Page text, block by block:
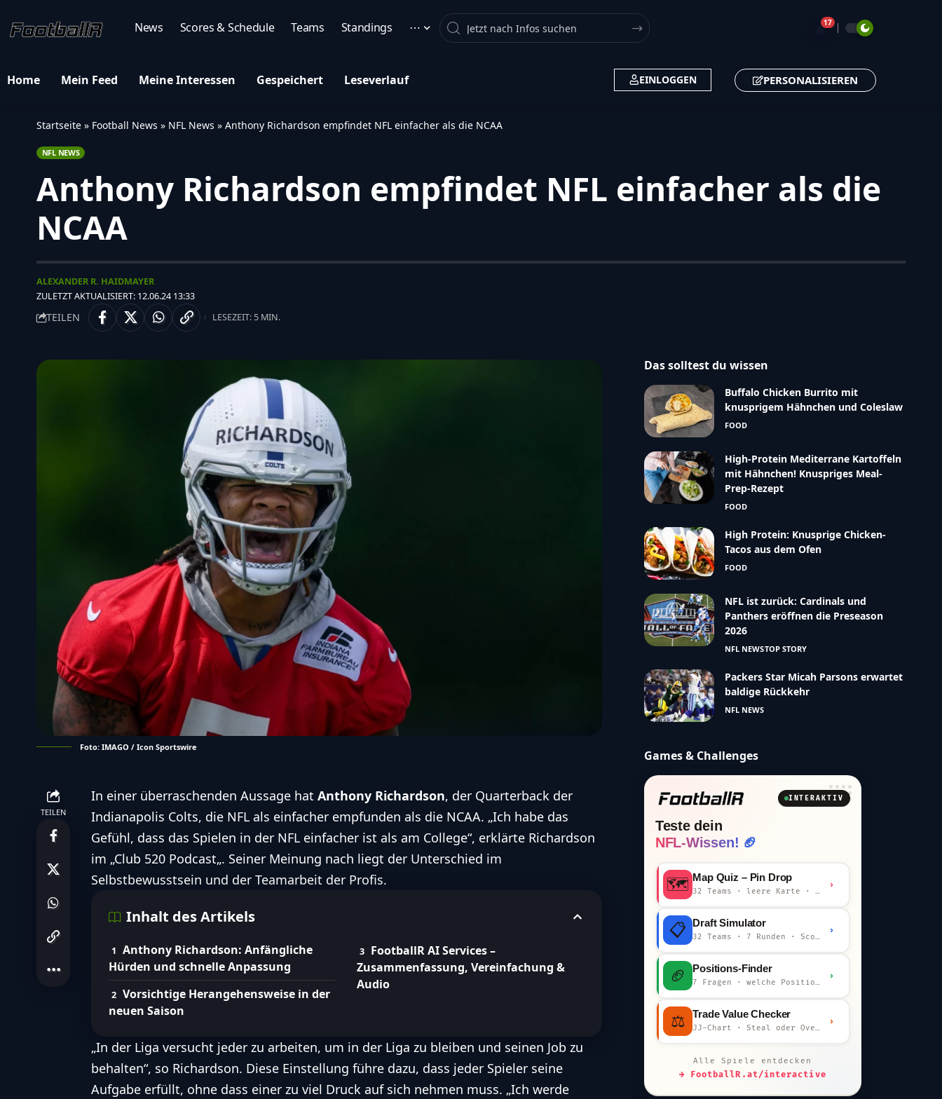
News Scores & Schedule Teams Standings ⋯ Search 🔔17
Home Mein Feed Meine Interessen Gespeichert Leseverlauf EINLOGGEN PERSONALISIEREN
Startseite » Football News » NFL News » Anthony Richardson empfindet NFL einfacher als die NCAA
NFL NEWS
Anthony Richardson empfindet NFL einfacher als die
NCAA
ZULETZT AKTUALISIERT: 12.06.24 13:33
ALEXANDER R. HAIDMAYER
TEILEN LESEZEIT: 5 MIN.
Foto: IMAGO / Icon Sportswire
TEILEN
In einer überraschenden Aussage hat Anthony Richardson, der Quarterback der
Indianapolis Colts, die NFL als einfacher empfunden als die NCAA. „Ich habe das
Gefühl, dass das Spielen in der NFL einfacher ist als am College“, erklärte Richardson
im „Club 520 Podcast„. Seiner Meinung nach liegt der Unterschied im
Selbstbewusstsein und der Teamarbeit der Profis.
Inhalt des Artikels
Anthony Richardson: Anfängliche
Hürden und schnelle Anpassung
Vorsichtige Herangehensweise in der
neuen Saison
FootballR AI Services –
Zusammenfassung, Vereinfachung &
Audio
„In der Liga versucht jeder zu arbeiten, um in der Liga zu bleiben und seinen Job zu
behalten“, so Richardson. Diese Einstellung führe dazu, dass jeder Spieler seine
Aufgabe erfüllt, ohne dass einer zu viel Druck auf sich nehmen muss. „Ich werde
Das solltest du wissen
Buffalo Chicken Burrito mit
knusprigem Hähnchen und Coleslaw
FOOD
High-Protein Mediterrane Kartoffeln
mit Hähnchen! Knuspriges Meal-
Prep-Rezept
FOOD
High Protein: Knusprige Chicken-
Tacos aus dem Ofen
FOOD
NFL ist zurück: Cardinals und
Panthers eröffnen die Preseason
2026
NFL NEWSTOP STORY
Packers Star Micah Parsons erwartet
baldige Rückkehr
NFL NEWS
Games & Challenges
INTERAKTIV
Teste dein
NFL-Wissen! 🏈
🗺️ Map Quiz – Pin Drop
32 Teams · leere Karte · km-Wertung
›
📋 Draft Simulator
32 Teams · 7 Runden · Scout-Kommentar
›
🏈 Positions-Finder
7 Fragen · welche Position bist du?
›
⚖️ Trade Value Checker
JJ-Chart · Steal oder Overpay?
›
Alle Spiele entdecken
→ FootballR.at/interactive